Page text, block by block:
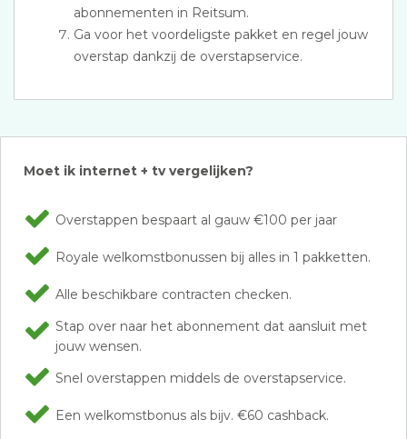
abonnementen in Reitsum.
Ga voor het voordeligste pakket en regel jouw
overstap dankzij de overstapservice.
Moet ik internet + tv vergelijken?
Overstappen bespaart al gauw €100 per jaar
Royale welkomstbonussen bij alles in 1 pakketten.
Alle beschikbare contracten checken.
Stap over naar het abonnement dat aansluit met
jouw wensen.
Snel overstappen middels de overstapservice.
Een welkomstbonus als bijv. €60 cashback.